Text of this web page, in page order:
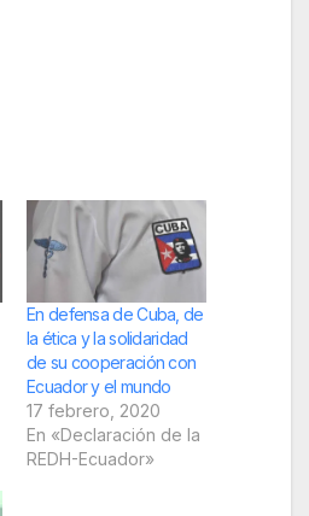
En defensa de Cuba, de
la ética y la solidaridad
de su cooperación con
Ecuador y el mundo
17 febrero, 2020
En «Declaración de la
REDH-Ecuador»